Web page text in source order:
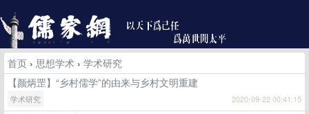
首页 › 思想学术 › 学术研究
【颜炳罡】“乡村儒学”的由来与乡村文明重建
学术研究 2020-09-22 00:41:15